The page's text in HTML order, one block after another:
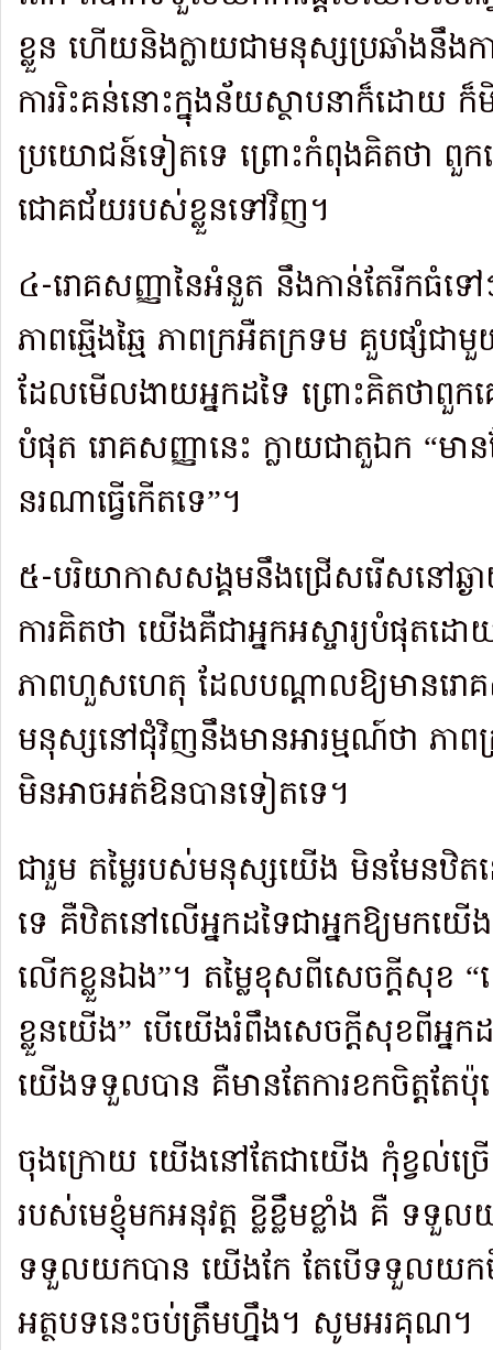
ខ្លួន ហើយនិងក្លាយជាមនុស្សប្រឆាំងនឹងក
ការរិះគន់នោះក្នុងន័យស្ថាបនាក៏ដោយ ក៏
ប្រយោជន៍ទៀតទេ ព្រោះកំពុងគិតថា ពួក
ជោគជ័យរបស់ខ្លួនទៅវិញ។
៤-រោគសញ្ញានៃអំនួត នឹងកាន់តែរីកធំទៅ
ភាពឆ្មើងឆ្មៃ ភាពក្រអឺតក្រទម គួបផ្សំជ
ដែលមើលងាយអ្នកដទៃ ព្រោះគិតថាពួកគ
បំផុត រោគសញ្ញានេះ ក្លាយជាតួឯក “ម
នរណាធ្វើកើតទេ”។
៥-បរិយាកាសសង្គមនឹងជ្រើសរើសនៅឆ្
ការគិតថា យើងគឺជាអ្នកអស្ចារ្យបំផុតដ
ភាពហួសហេតុ ដែលបណ្តាលឱ្យមានរោ
មនុស្សនៅជុំវិញនឹងមានអារម្មណ៍ថា ភា
មិនអាចអត់ឱនបានទៀតទេ។
ជារួម តម្លៃរបស់មនុស្សយើង មិនមែនឋិត
ទេ គឺឋិតនៅលើអ្នកដទៃជាអ្នកឱ្យមកយើ
លើកខ្លួនឯង”។ តម្លៃខុសពីសេចក្តីសុខ
ខ្លួនយើង” បើយើងរំពឹងសេចក្តីសុខពីអ្នក
យើងទទួលបាន គឺមានតែការខកចិត្តតែ
ចុងក្រោយ យើងនៅតែជាយើង កុំខ្វល់ច្រើ
របស់មេខ្ញុំមកអនុវត្ត ខ្លីខ្លឹមខ្លាំង គឺ ទទួ
ទទួលយកបាន យើងកែ តែបើទទួលយកមិ
អត្ថបទនេះចប់ត្រឹមហ្នឹង។ សូមអរគុណ។